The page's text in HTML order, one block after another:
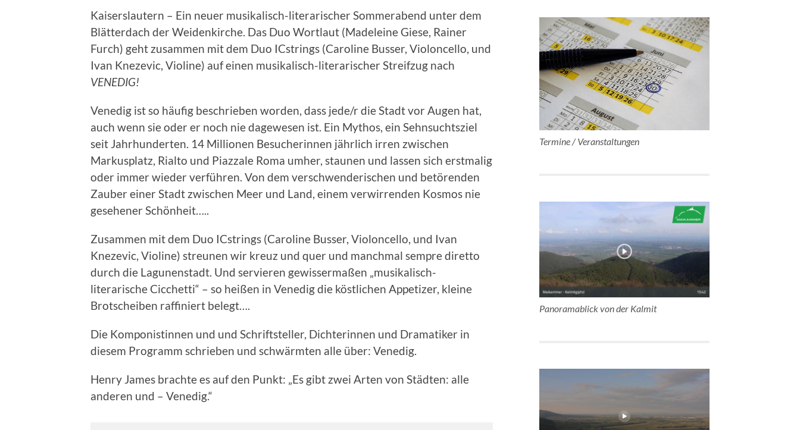
Kaiserslautern – Ein neuer musikalisch-literarischer Sommerabend unter dem
Blätterdach der Weidenkirche. Das Duo Wortlaut (Madeleine Giese, Rainer
Furch) geht zusammen mit dem Duo ICstrings (Caroline Busser, Violoncello, und
Ivan Knezevic, Violine) auf einen musikalisch-literarischer Streifzug nach
VENEDIG!
Venedig ist so häufig beschrieben worden, dass jede/r die Stadt vor Augen hat,
auch wenn sie oder er noch nie dagewesen ist. Ein Mythos, ein Sehnsuchtsziel
seit Jahrhunderten. 14 Millionen Besucherinnen jährlich irren zwischen
Markusplatz, Rialto und Piazzale Roma umher, staunen und lassen sich erstmalig
oder immer wieder verführen. Von dem verschwenderischen und betörenden
Zauber einer Stadt zwischen Meer und Land, einem verwirrenden Kosmos nie
gesehener Schönheit…..
Zusammen mit dem Duo ICstrings (Caroline Busser, Violoncello, und Ivan
Knezevic, Violine) streunen wir kreuz und quer und manchmal sempre diretto
durch die Lagunenstadt. Und servieren gewissermaßen „musikalisch-
literarische Cicchetti“ – so heißen in Venedig die köstlichen Appetizer, kleine
Brotscheiben raffiniert belegt….
Die Komponistinnen und und Schriftsteller, Dichterinnen und Dramatiker in
diesem Programm schrieben und schwärmten alle über: Venedig.
Henry James brachte es auf den Punkt: „Es gibt zwei Arten von Städten: alle
anderen und – Venedig.“
Termine / Veranstaltungen
Panoramablick von der Kalmit